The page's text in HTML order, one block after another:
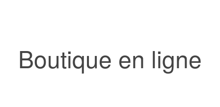
Boutique en ligne